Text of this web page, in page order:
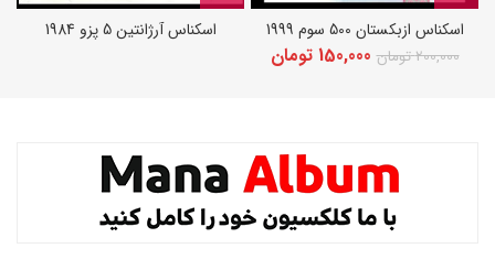
اسکناس ازبکستان 500 سوم 1999
200,000تومان قیمت
150,000 تومان
اسکناس آرژانتین 5 پزو 1984